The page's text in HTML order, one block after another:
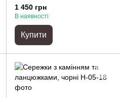
1 450 грн
В наявності
Купити